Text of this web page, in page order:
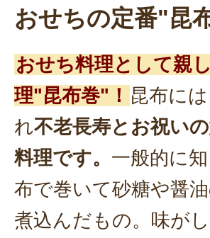
おせちの定番"昆
おせち料理として親
理"昆布巻"！ 昆布には
れ不老長寿とお祝い
料理です。 一般的に
布で巻いて砂糖や醤
煮込んだもの。味が